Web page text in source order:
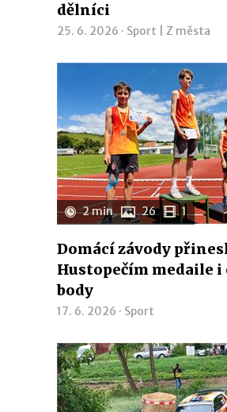
dělníci
25. 6. 2026 · Sport Z města
2 min 26 1
Domácí závody
Hustopečím medaile i
body
17. 6. 2026 · Sport